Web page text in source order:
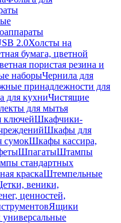
2.0Холсты на
бумага, цветной
пористая резина и
наборыЧернила для
принадлежности для
для кухниЧистящие
для мытья
ключейШкафчики-
Шкафы для
сумокШкафы кассира,
ШпагатыШтампы
стандартных
краскаШтемпельные
веники,
ценностей,
Ящики